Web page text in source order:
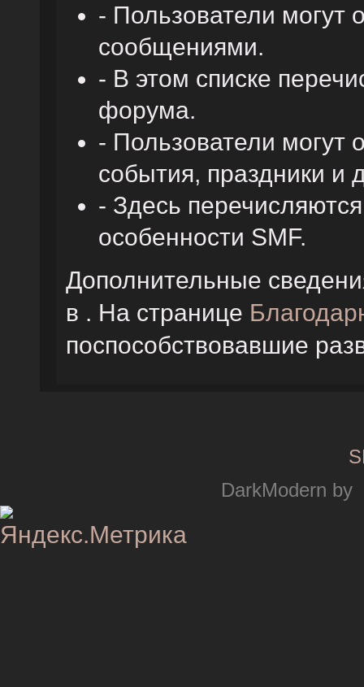
- Пользователи могут
сообщениями.
- В этом списке
форума.
- Пользователи могут
события, праздники и
- Здесь
особенности SMF.
Дополнительные
в . На странице
поспособствовавшие
DarkModern by